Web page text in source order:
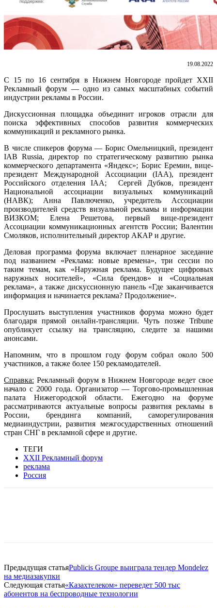
19.08.2022
С 15 по 16 сентября в Нижнем Новгороде пройдет XXII
Рекламный форум — одно из самых масштабных событий
индустрии рекламы в России.
Дискуссионная площадка объединит игроков отрасли для
поиска эффективных способов развития коммерческих
коммуникаций и рекламного рынка.
В числе спикеров форума — Борис Омельницкий, президент
IAB Russia, директор по стратегическому развитию рынка
коммерческого департамента «Яндекс»; Борис Еремин, вице-
президент Международной Ассоциации (IAA), президент
Российского отделения IAA; Сергей Дубков, президент
Национальной ассоциации визуальных коммуникаций
(НАВК); Анна Павлюченко, учредитель Ассоциации
производителей средств визуальной рекламы и информации
ВИЗКОМ; Елена Решетова, первый вице-президент
Ассоциации коммуникационных агентств России; Валентин
Смоляков, исполнительный директор АКАР и другие.
Деловая программа форума включает пленарное заседание
под названием «Реклама: новые времена», три сессии по
таким темам, как «Наружная реклама. Будущее цифровых
наружных носителей», «Сила брендов» и «Социальная
реклама», а также дискуссионную панель «Где заканчивается
информация и начинается реклама? Продолжение».
Прослушать выступления участников форума можно будет
благодаря прямой онлайн-трансляции. Чуть позже Tribune
опубликует ссылку на трансляцию, следите за нашими
анонсами.
Напомним, что в прошлом году форум собрал около 500
участников, а также более 150 рекламодателей.
Справка: Рекламный форум в Нижнем Новгороде ведет свое
начало с 2000 года. Организатор — Торгово-промышленная
палата Нижегородской области. Ежегодно на форуме
рассматриваются актуальные вопросы развития рекламы в
России, брендинга компаний, саморегулирования
медиаиндустрии, развития межгосударственных отношений
стран СНГ в рекламной сфере и другие.
ТЕГИ
XXII Рекламный форум
реклама
Россия
Предыдущая статьяPublicis Groupe выиграла тендер Mondelez
на медиазакупки
Следующая статья«Казахтелеком» переведет 500 тыс
абонентов на беспроводные технологии